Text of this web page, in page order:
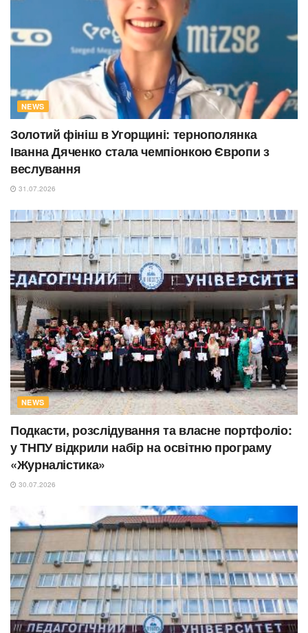
NEWS
Золотий фініш в Угорщині: тернополянка
Іванна Дяченко стала чемпіонкою Європи з
веслування
31.07.2026
NEWS
Подкасти, розслідування та власне портфоліо:
у ТНПУ відкрили набір на освітню програму
«Журналістика»
30.07.2026